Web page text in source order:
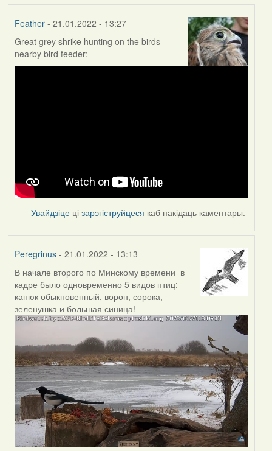
Feather- 21.01.2022 - 13:27
Great grey shrike hunting on the birds
nearby bird feeder:
Увайдзіце цізарэгіструйцеся каб пакідаць каментары.
Peregrinus- 21.01.2022 - 13:13
В начале второго по Минскому времени в
кадре было одновременно 5 видов птиц:
канюк обыкновенный, ворон, сорока,
зеленушка и большая синица!